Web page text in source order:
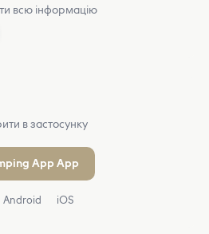
всю інформацію
в застосунку
App App
Android iOS